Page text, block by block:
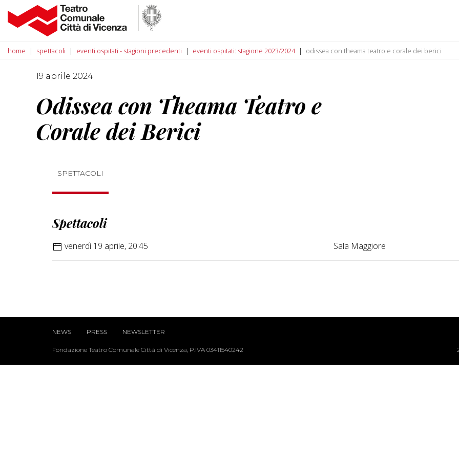
home spettacoli eventi ospitati - stagioni precedenti eventi ospitati: stagione 2023/2024 odissea con theama teatro e corale dei berici
19 aprile 2024
Odissea con Theama Teatro e
Corale dei Berici
SPETTACOLI
Spettacoli
venerdì 19 aprile, 20:45 Sala Maggiore
NEWS PRESS NEWSLETTER
Fondazione Teatro Comunale Città di Vicenza, P.IVA 03411540242